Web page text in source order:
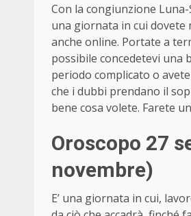
Con la congiunzione
una giornata in cui
anche online. Portate a
possibile concedetevi una
periodo complicato o
che i dubbi prendano il
bene cosa volete. Farete
Oroscopo 27
novembre)
E’ una giornata in cui,